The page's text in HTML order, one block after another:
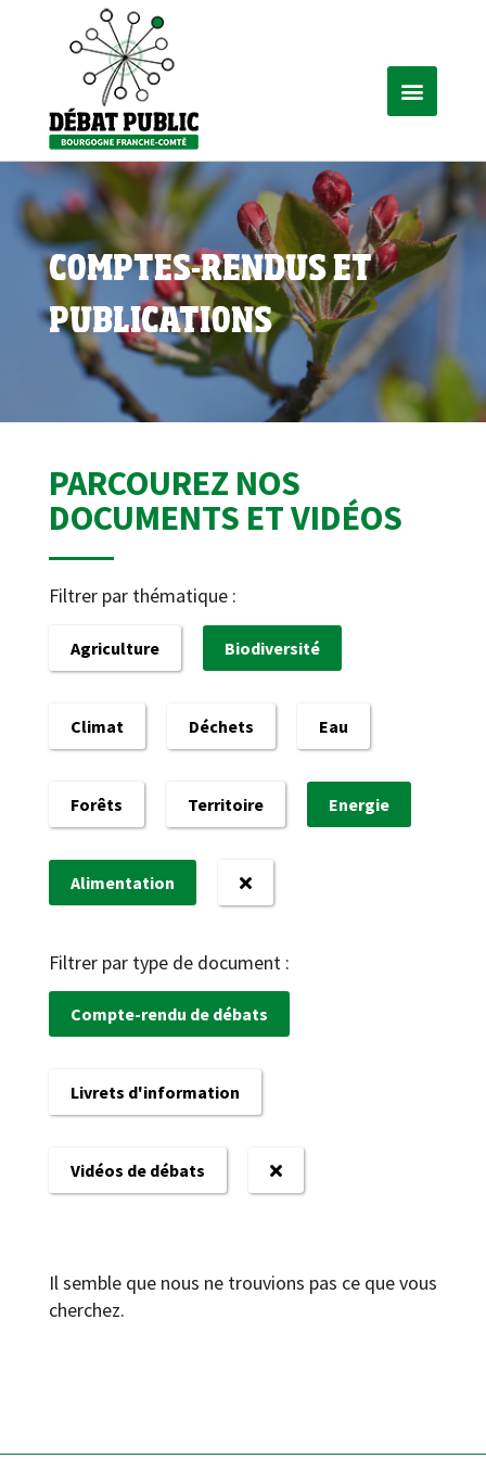
COMPTES-RENDUS ET
PUBLICATIONS
PARCOUREZ NOS
DOCUMENTS ET VIDÉOS
Filtrer par thématique :
Agriculture Biodiversité
Climat Déchets Eau
Forêts Territoire Energie
Alimentation
Filtrer par type de document :
Compte-rendu de débats
Livrets d'information
Vidéos de débats
Il semble que nous ne trouvions pas ce que vous
cherchez.